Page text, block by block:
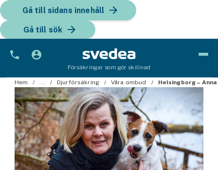
Gå till sidans innehåll
Gå till sök
Försäkringar som gör skillnad
Bil
Bilförsäkring
Bilförsäkring för företag
Fordon
Snöskoterförsäkring
Hem ... Djurförsäkring Våra ombud Helsingborg –